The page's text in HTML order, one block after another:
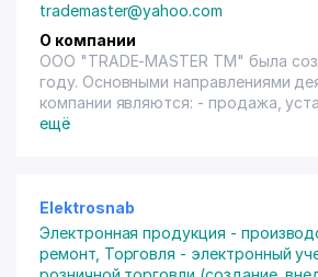
trademaster@yahoo.com
О компании
ООО "TRADE-MASTER TM" была
году. Основными направлениями
компании являются: - продажа,
обслуживание
(энергоаудита); - проведение
обследования (энергоаудита); -
удельных норм ТЭР; - разработка
паспорта объекта: - обследование
ещё
Elektrosnab
Электронная продукция -
ремонт, Торговля - электронный